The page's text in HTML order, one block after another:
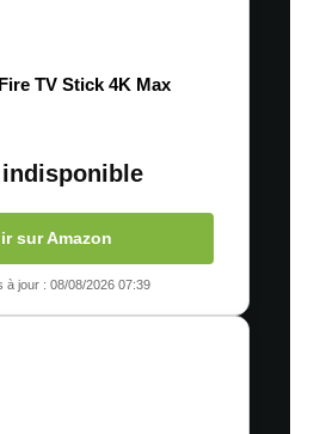
TV Stick 4K Max
sur Amazon
à jour : 08/08/2026 07:39